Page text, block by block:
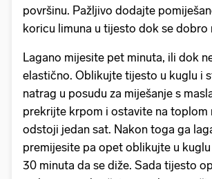
površinu. Pažljivo dodajte
koricu limuna u tijesto dok se dobro
Lagano mijesite pet minuta, ili dok
elastično. Oblikujte tijesto u kuglu i
natrag u posudu za miješanje s
prekrijte krpom i ostavite na toplom
odstoji jedan sat. Nakon toga ga
premijesite pa opet oblikujte u
30 minuta da se diže. Sada tijesto